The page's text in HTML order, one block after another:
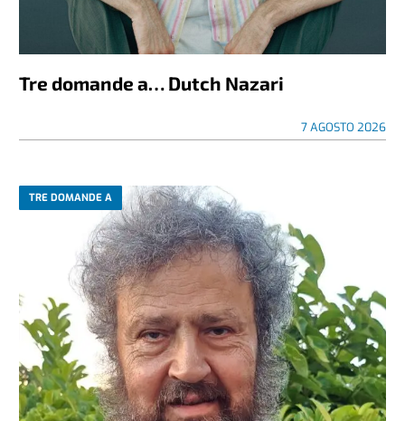
Tre domande a… Dutch Nazari
7 AGOSTO 2026
TRE DOMANDE A